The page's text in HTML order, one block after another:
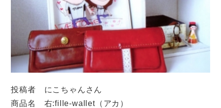
投稿者 にこちゃんさん
商品名 右:fille-wallet（アカ）